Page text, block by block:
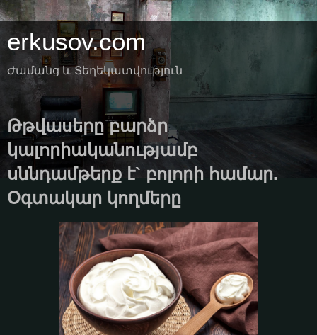
erkusov.com
Ժամանց և Տեղեկատվություն
Թթվասերը բարձր
կալորիականությամբ
սննդամթերք է` բոլորի համար.
Օգտակար կողմերը